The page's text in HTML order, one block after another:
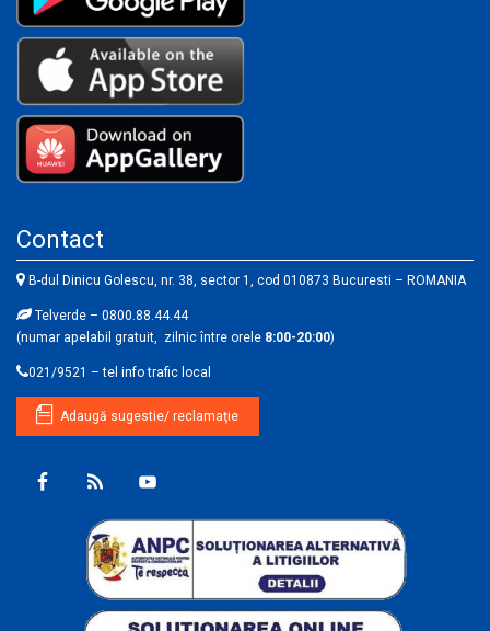
Contact
B-dul Dinicu Golescu, nr. 38, sector 1, cod 010873 Bucuresti – ROMANIA
Telverde – 0800.88.44.44
(numar apelabil gratuit, zilnic între orele 8:00-20:00)
021/9521 – tel info trafic local
Adaugă sugestie/ reclamaţie